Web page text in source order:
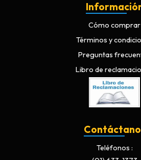
Cómo comprar
Términos y
Preguntas
Libro de
Teléfonos